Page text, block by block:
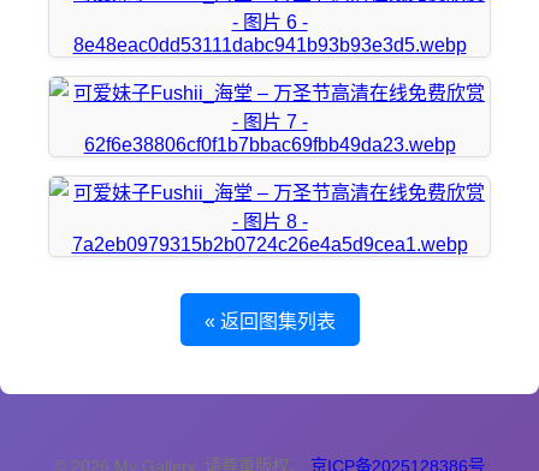
« 返回图集列表
© 2026 My Gallery. 请尊重版权。 京ICP备2025128386号